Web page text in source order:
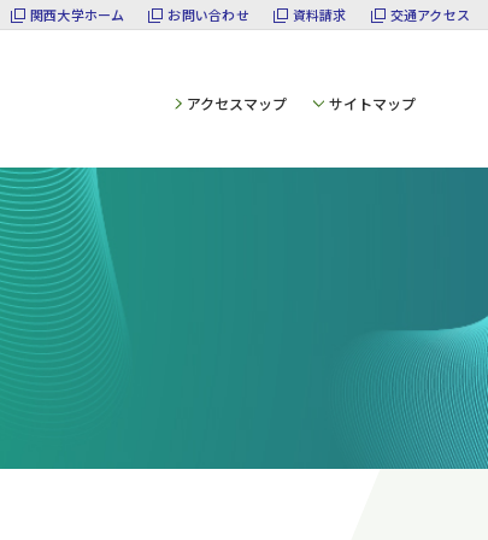
関西大学ホーム お問い合わせ 資料請求 交通アクセス
アクセスマップ サイトマップ